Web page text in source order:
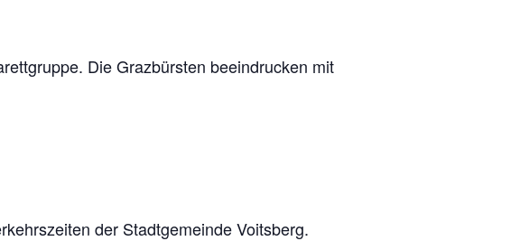
Die Grazbürsten beeindrucken mit
der Stadtgemeinde Voitsberg.